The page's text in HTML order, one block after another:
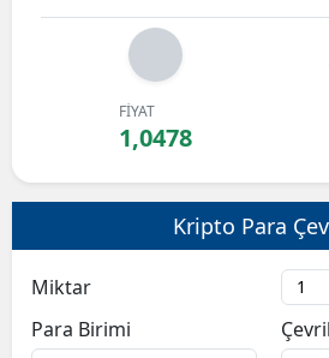
FİYAT
1,0478
Kripto Para
Miktar
Para Birimi